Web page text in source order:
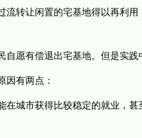
流转让闲置的宅基地得以再利
愿有偿退出宅基地。但是实践
因有两点：
在城市获得比较稳定的就业，